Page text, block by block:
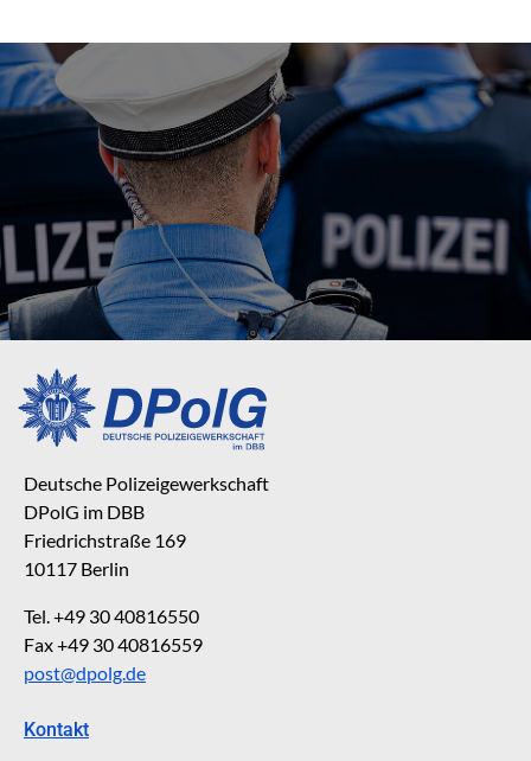
Deutsche Polizeigewerkschaft
DPolG im DBB
Friedrichstraße 169
10117 Berlin
Tel. +49 30 40816550
Fax +49 30 40816559
post@dpolg.de
Kontakt